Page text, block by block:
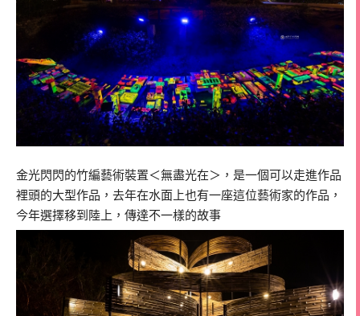
金光閃閃的竹編藝術裝置＜無盡光在＞，是一個可以走進作品
裡頭的大型作品，去年在水面上也有一座這位藝術家的作品，
今年選擇移到陸上，傳達不一樣的故事